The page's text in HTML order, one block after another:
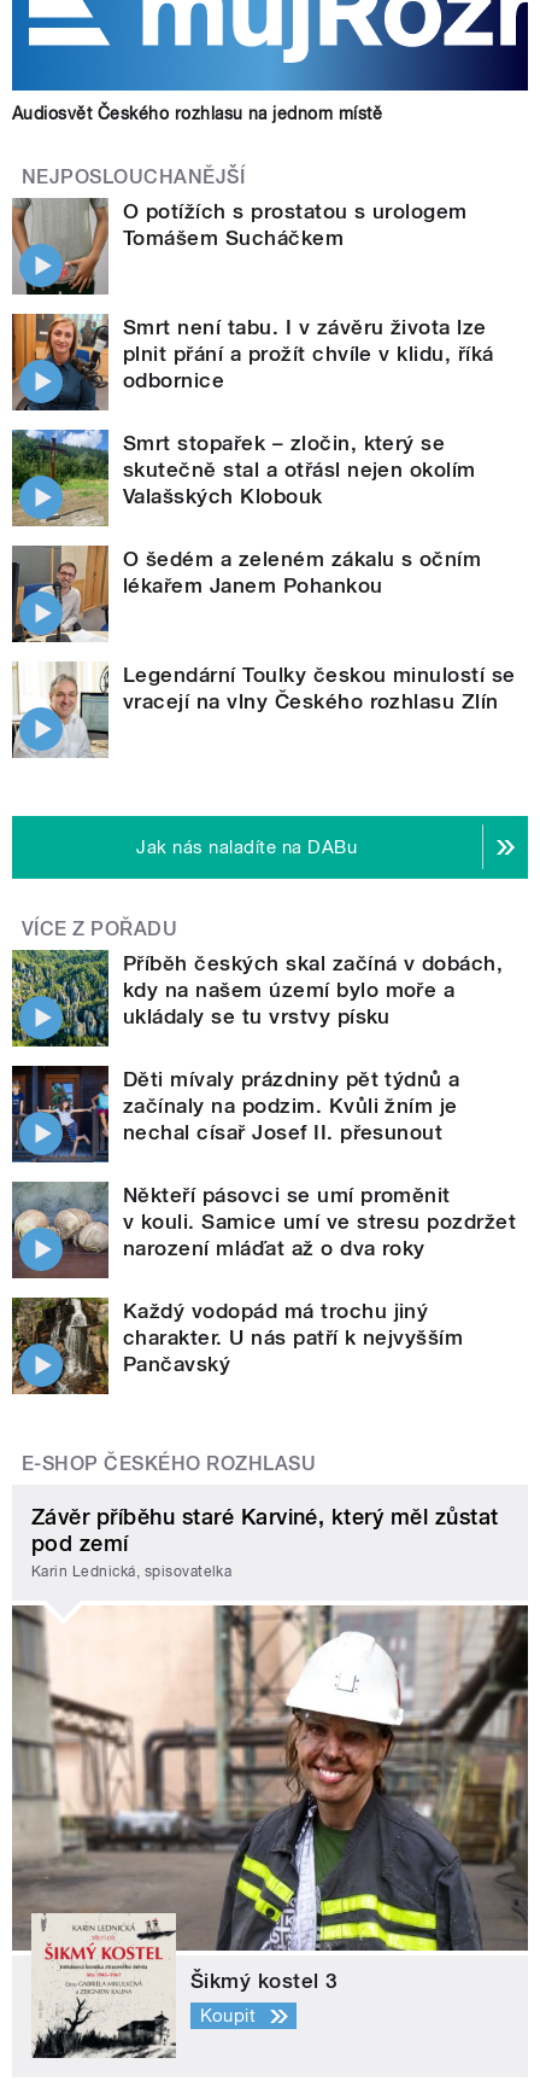
Audiosvět Českého rozhlasu na jednom místě
NEJPOSLOUCHANĚJŠÍ
O potížích s prostatou s urologem
Tomášem Sucháčkem
Smrt není tabu. I v závěru života lze
plnit přání a prožít chvíle v klidu, říká
odbornice
Smrt stopařek – zločin, který se
skutečně stal a otřásl nejen okolím
Valašských Klobouk
O šedém a zeleném zákalu s očním
lékařem Janem Pohankou
Legendární Toulky českou minulostí se
vracejí na vlny Českého rozhlasu Zlín
Jak nás naladíte na DABu
VÍCE Z POŘADU
Příběh českých skal začíná v dobách,
kdy na našem území bylo moře a
ukládaly se tu vrstvy písku
Děti mívaly prázdniny pět týdnů a
začínaly na podzim. Kvůli žním je
nechal císař Josef II. přesunout
Někteří pásovci se umí proměnit
v kouli. Samice umí ve stresu pozdržet
narození mláďat až o dva roky
Každý vodopád má trochu jiný
charakter. U nás patří k nejvyšším
Pančavský
E-SHOP ČESKÉHO ROZHLASU
Závěr příběhu staré Karviné, který měl zůstat
pod zemí
Karin Lednická, spisovatelka
Šikmý kostel 3
Koupit